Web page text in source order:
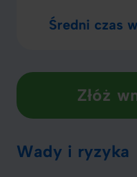
Średni czas
Złóż
Wady i ryzyka